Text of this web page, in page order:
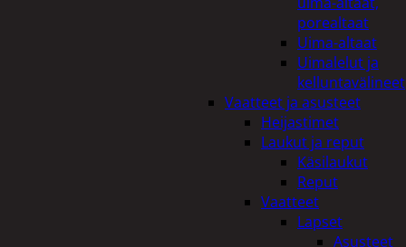
porealtaat
Uima-altaat
Uimalelut ja
kelluntavälineet
Vaatteet ja asusteet
Heijastimet
Laukut ja reput
Käsilaukut
Reput
Vaatteet
Lapset
Asusteet